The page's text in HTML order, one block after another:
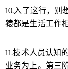
10.入了这行，别
猿都是生活工作
11.技术人员认知
业务为上。第三
实力+3分运
作者在工作的
二之前完成这